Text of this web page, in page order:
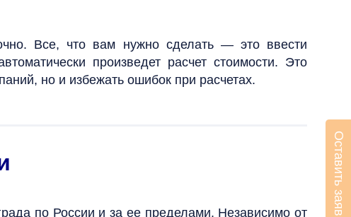
Все, что вам нужно сделать — это ввести
произведет расчет стоимости. Это
но и избежать ошибок при расчетах.
по России и за ее пределами. Независимо от
Оставить заявку